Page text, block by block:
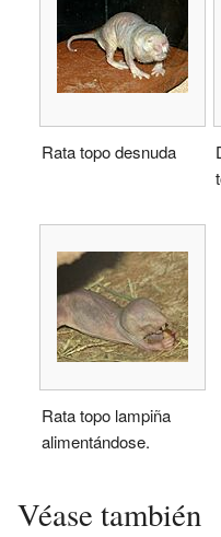
Rata topo desnuda
Rata topo lampiña
alimentándose.
Véase también